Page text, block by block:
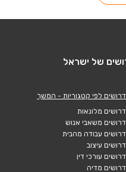
דרושים לפי קטגוריות - המשך
דרושים מלונאות
דרושים משאבי אנוש
דרושים עבודה מהבית
דרושים עיצוב
דרושים עורכי דין
דרושים מדיה